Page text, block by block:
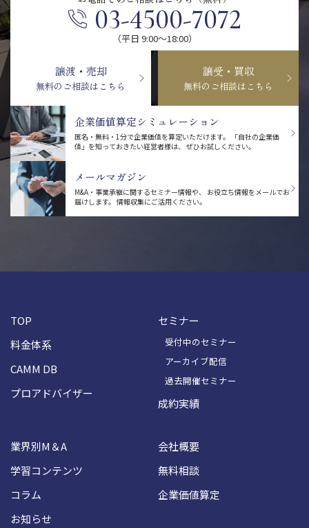
03-4500-7072
（平日 9:00〜18:00）
譲渡・売却
無料のご相談はこちら
譲受・買収
無料のご相談はこちら
企業価値算定シミュレーション
匿名・無料・1分で企業価値を算定いただけます。
「自社の企業価
値」を知っておきたい経営者様は、 ぜひお試しください。
メールマガジン
M&A・事業承継に関するセミナー情報や、
お役立ち情報をメールでお
届けします。 情報収集にご活用ください。
TOP
料金体系
CAMM DB
プロアドバイザー
セミナー
受付中のセミナー
アーカイブ配信
過去開催セミナー
成約実績
業界別M＆A
学習コンテンツ
コラム
お知らせ
会社概要
無料相談
企業価値算定